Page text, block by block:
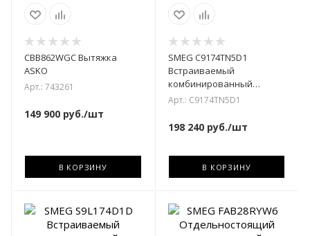
CBB862WGC Вытяжка
ASKO
Арт.: 743261
149 900 руб./шт
В КОРЗИНУ
SMEG C9174TN5D1
Встраиваемый
комбинированный
холодильник
Арт.: C9174TN5D1
198 240руб./шт
В КОРЗИНУ